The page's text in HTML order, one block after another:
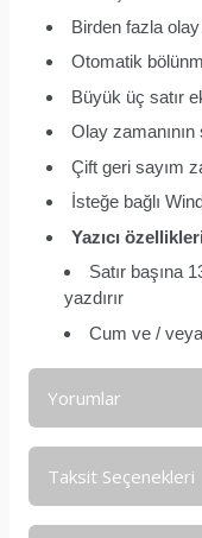
Birden fazla olay
Otomatik
Büyük üç satır
Olay
Çift geri sayım
İsteğe bağlı
Yazıcı
Satır başına
yazdırır
Cum ve /
Yorumlar
Taksit Seçenekleri